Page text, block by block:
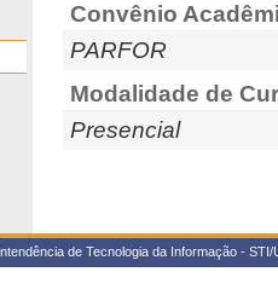
Convênio
PARFOR
Modalidade de
Presencial
de Tecnologia da Informação -